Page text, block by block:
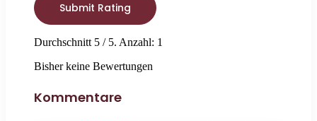
Submit Rating
Durchschnitt 5 / 5. Anzahl: 1
Bisher keine Bewertungen
Kommentare